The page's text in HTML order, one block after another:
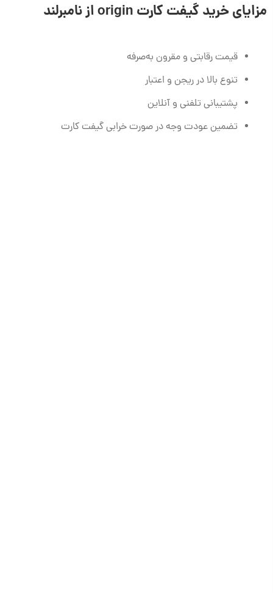
مزایای خرید گیفت کارت origin از نامبرلند
قیمت رقابتی و مقرون به‌صرفه
تنوع بالا در ریجن و اعتبار
پشتیبانی تلفنی و آنلاین
تضمین عودت وجه در صورت خرابی گیفت کارت